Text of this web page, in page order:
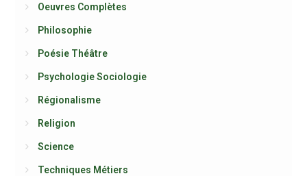
Oeuvres Complètes
Philosophie
Poésie Théâtre
Psychologie Sociologie
Régionalisme
Religion
Science
Techniques Métiers